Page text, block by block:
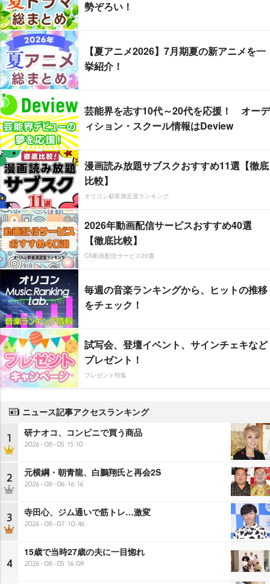
勢ぞろい！
【夏アニメ2026】7月期夏の新アニメを一
挙紹介！
芸能界を志す10代～20代を応援！ オーデ
ィション・スクール情報はDeview
漫画読み放題サブスクおすすめ11選【徹底
比較】
オリコン顧客満足度ランキング
2026年動画配信サービスおすすめ40選
【徹底比較】
CS動画配信サービス20選
毎週の音楽ランキングから、ヒットの推移
をチェック！
試写会、登壇イベント、サインチェキなど
プレゼント！
プレゼント特集
ニュース記事アクセスランキング
1 研ナオコ、コンビニで買う商品
2026-08-05 15:10
2 元横綱・朝青龍、白鵬翔氏と再会2S
2026-08-06 16:16
3 寺田心、ジム通いで筋トレ…激変
2026-08-07 10:46
4
15歳で当時27歳の夫に一目惚れ
2026-08-05 16:09